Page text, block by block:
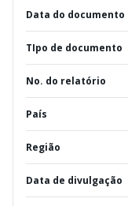
Data do documento
TIpo de documento
No. do relatório
País
Região
Data de divulgação